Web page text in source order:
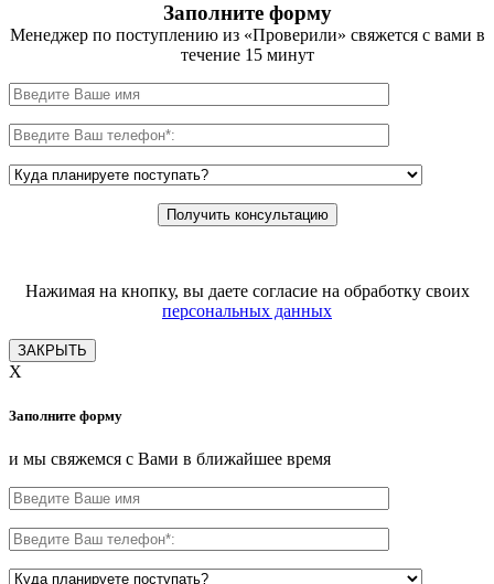
Заполните форму
Менеджер по поступлению из «Проверили» свяжется с вами в
течение 15 минут
Нажимая на кнопку, вы даете согласие на обработку своих
персональных данных
ЗАКРЫТЬ
X
Заполните форму
и мы свяжемся с Вами в ближайшее время